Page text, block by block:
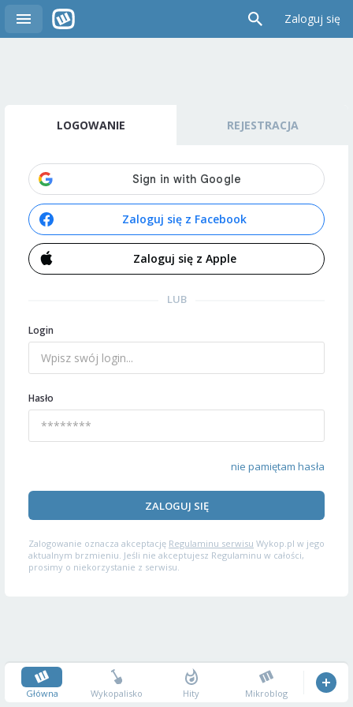
Zaloguj się
LOGOWANIE REJESTRACJA
Zaloguj się z Facebook
Zaloguj się z Apple
LUB
Login
Hasło
nie pamiętam hasła
ZALOGUJ SIĘ
Zalogowanie oznacza akceptację Regulaminu serwisu Wykop.pl w jego
aktualnym brzmieniu. Jeśli nie akceptujesz Regulaminu w całości,
prosimy o niekorzystanie z serwisu.
Główna Wykopalisko Hity Mikroblog